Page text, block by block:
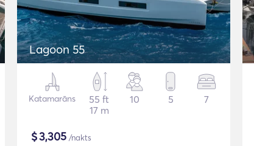
Lagoon 55
Katamarāns
55 ft
17 m
10 5 7
$3,305 /nakts